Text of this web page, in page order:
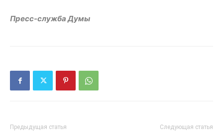
Пресс-служба Думы
Предыдущая статья Следующая статья